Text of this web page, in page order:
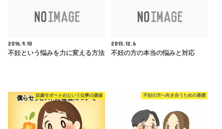
2016.9.10
不妊という悩みを力に変える方法
2015.12.6
不妊の方の本当の悩みと対応
妊娠サポートのという仕事の価値 不妊の方へ向き合うための基礎